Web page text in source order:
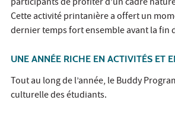
Cette activité printanière a offert un
dernier temps fort ensemble avant la fin
UNE ANNÉE RICHE EN ACTIVITÉS ET
Tout au long de l’année, le Buddy
culturelle des étudiants.